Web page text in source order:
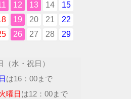
12 13 14
15
19 20 21
22
26 27 28
29
（水・祝日）
は16：00まで
曜日は12：00まで